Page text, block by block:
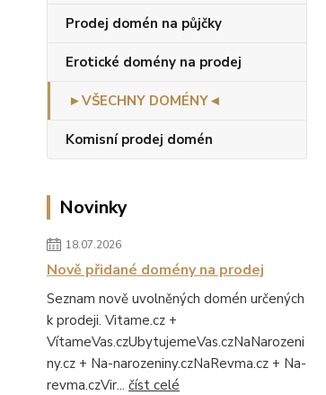
Prodej domén na půjčky
Erotické domény na prodej
►VŠECHNY DOMÉNY◄
Komisní prodej domén
Novinky
18.07.2026
Nově přidané domény na prodej
Seznam nově uvolněných domén určených
k prodeji. Vitame.cz +
VítameVas.czUbytujemeVas.czNaNarozeni
ny.cz + Na-narozeniny.czNaRevma.cz + Na-
revma.czVir... číst celé